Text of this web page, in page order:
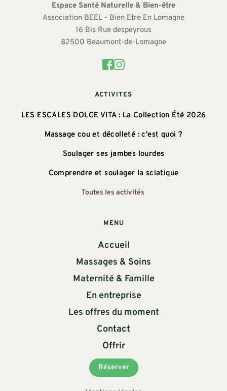
MENU
Accueil
Massages & Soins
Maternité & Famille
En entreprise
Les offres du moment
Contact
Offrir
Réserver
ACTIVITES
LES ESCALES DOLCE VITA : La Collection Été 2026
Massage cou et décolleté : c'est quoi ?
Soulager ses jambes lourdes
Comprendre et soulager la sciatique
Toutes les activités
Espace Santé Naturelle & Bien-être
Association BEEL - Bien Etre En Lomagne
16 Bis Rue despeyrous
82500 Beaumont-de-Lomagne